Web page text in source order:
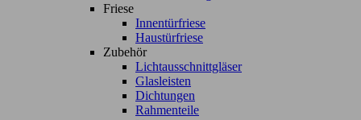
Friese
Innentürfriese
Haustürfriese
Zubehör
Lichtausschnittgläser
Glasleisten
Dichtungen
Rahmenteile